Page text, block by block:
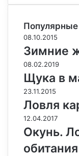
Популярные
08.10.2015
Зимние
08.02.2019
Щука в
23.11.2015
Ловля
12.04.2017
Окунь.